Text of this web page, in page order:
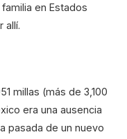
en Estados
allí.
millas (más de 3,100
era una ausencia
pasada de un nuevo